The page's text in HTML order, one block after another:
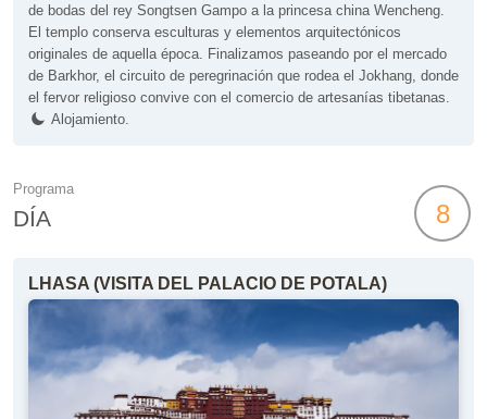
de bodas del rey Songtsen Gampo a la princesa china Wencheng.
El templo conserva esculturas y elementos arquitectónicos
originales de aquella época. Finalizamos paseando por el mercado
de Barkhor, el circuito de peregrinación que rodea el Jokhang, donde
el fervor religioso convive con el comercio de artesanías tibetanas.
Alojamiento.
Programa
DÍA 8
LHASA (VISITA DEL PALACIO DE POTALA)